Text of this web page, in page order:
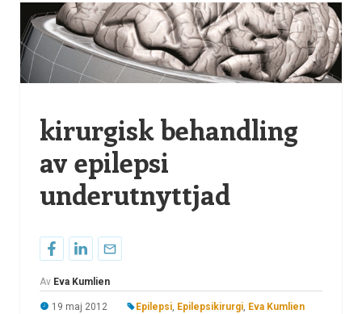
kirurgisk behandling
av epilepsi
underutnyttjad
Av Eva Kumlien
19 maj 2012 Epilepsi, Epilepsikirurgi, Eva Kumlien